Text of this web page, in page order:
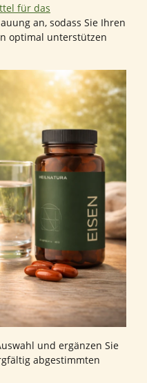
für das
an, sodass Sie Ihren
optimal unterstützen
und ergänzen Sie
abgestimmten